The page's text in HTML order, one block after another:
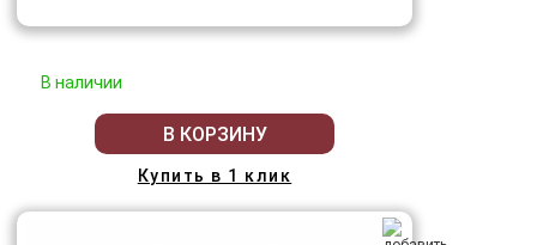
В наличии
В КОРЗИНУ
Купить в 1 клик